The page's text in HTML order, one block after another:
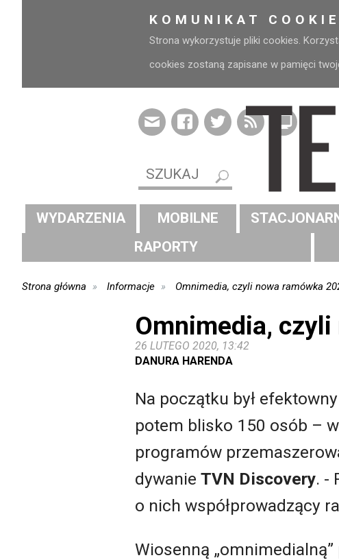
KOMUNIKAT
Strona wykorzystuje pliki cookies.
cookies zostaną zapisane w pamięci
WYDARZENIA MOBILNE
RAPORTY
Strona główna Informacje Omnimedia, czyli nowa ramówka
Omnimedia,
26 LUTEGO 2020, 13:42
DANURA HARENDA
Na początku był
potem blisko 150 osób –
programów
dywanie TVN Discovery. -
o nich współprowadzący
Wiosenną